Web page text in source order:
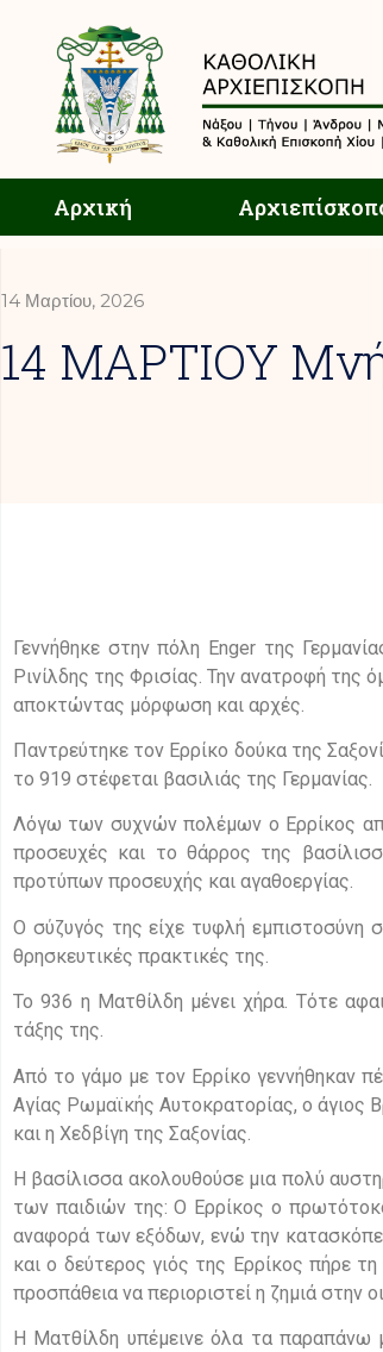
Αρχική
14 Μαρτίου, 2026
14 ΜΑΡΤΙΟΥ
Γεννήθηκε στην πόλη Enger της
Ρινίλδης της Φρισίας. Την ανατροφή της
αποκτώντας μόρφωση και αρχές.
Παντρεύτηκε τον Ερρίκο δούκα της
το 919 στέφεται βασιλιάς της Γερμανίας.
Λόγω των συχνών πολέμων ο Ερρίκος
προσευχές και το θάρρος της
προτύπων προσευχής και αγαθοεργίας.
Ο σύζυγός της είχε τυφλή εμπιστοσύνη
θρησκευτικές πρακτικές της.
Το 936 η Ματθίλδη μένει χήρα. Τότε
τάξης της.
Από το γάμο με τον Ερρίκο γεννήθηκαν
Αγίας Ρωμαϊκής Αυτοκρατορίας, ο άγιος
και η Χεδβίγη της Σαξονίας.
Η βασίλισσα ακολουθούσε μια πολύ
των παιδιών της: Ο Ερρίκος ο
αναφορά των εξόδων, ενώ την
και ο δεύτερος γιός της Ερρίκος πήρε
προσπάθεια να περιοριστεί η ζημιά στην
Η Ματθίλδη υπέμεινε όλα τα παραπάνω